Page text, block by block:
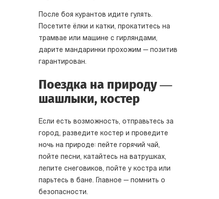
После боя курантов идите гулять.
Посетите ёлки и катки, прокатитесь на
трамвае или машине с гирляндами,
дарите мандаринки прохожим — позитив
гарантирован.
Поездка на природу —
шашлыки, костер
Если есть возможность, отправьтесь за
город, разведите костер и проведите
ночь на природе: пейте горячий чай,
пойте песни, катайтесь на ватрушках,
лепите снеговиков, пойте у костра или
парьтесь в бане. Главное — помнить о
безопасности.